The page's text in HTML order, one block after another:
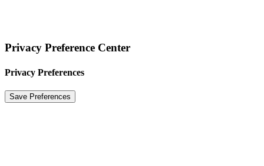
Privacy Preference Center
Privacy Preferences